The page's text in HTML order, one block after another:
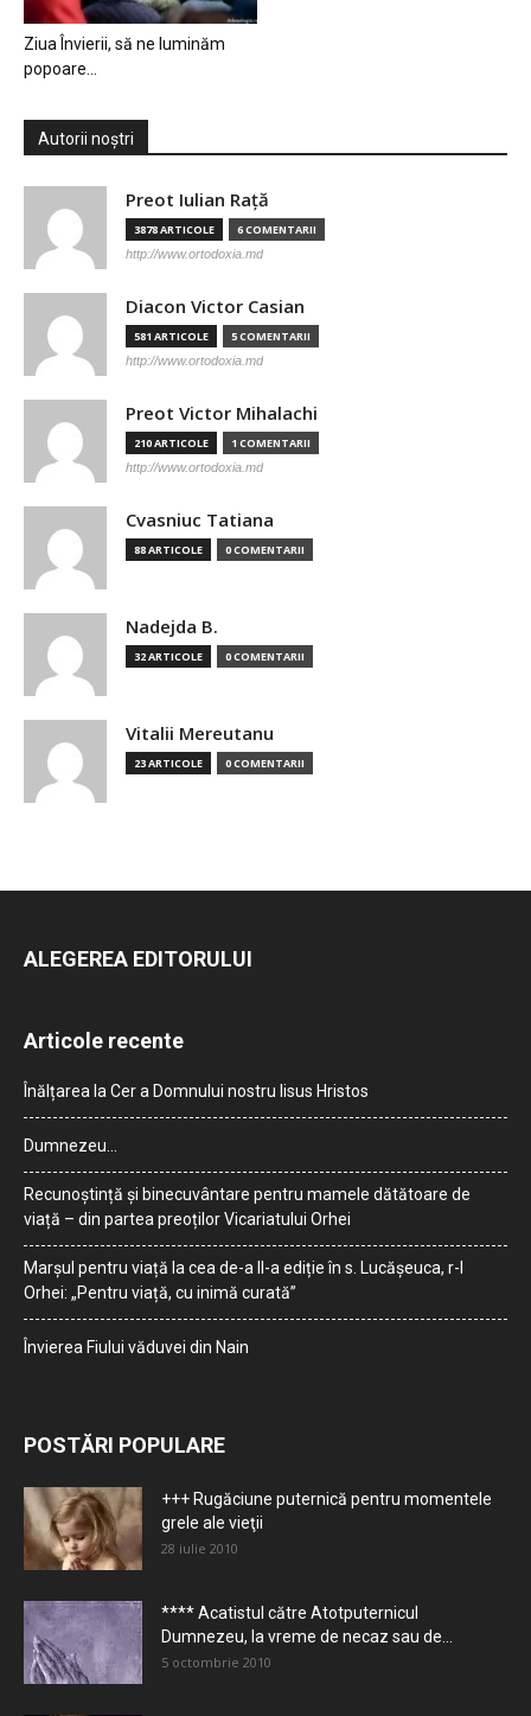
Ziua Învierii, să ne luminăm
popoare…
Autorii noștri
Preot Iulian Raţă
3878 ARTICOLE 6 COMENTARII
http://www.ortodoxia.md
Diacon Victor Casian
581 ARTICOLE 5 COMENTARII
http://www.ortodoxia.md
Preot Victor Mihalachi
210 ARTICOLE 1 COMENTARII
http://www.ortodoxia.md
Cvasniuc Tatiana
88 ARTICOLE 0 COMENTARII
Nadejda B.
32 ARTICOLE 0 COMENTARII
Vitalii Mereutanu
23 ARTICOLE 0 COMENTARII
ALEGEREA EDITORULUI
Articole recente
Înălțarea la Cer a Domnului nostru Iisus Hristos
Dumnezeu…
Recunoștință și binecuvântare pentru mamele dătătoare de
viață – din partea preoților Vicariatului Orhei
Marșul pentru viață la cea de-a II-a ediție în s. Lucășeuca, r-l
Orhei: „Pentru viață, cu inimă curată”
Învierea Fiului văduvei din Nain
POSTĂRI POPULARE
+++ Rugăciune puternică pentru momentele
grele ale vieţii
28 iulie 2010
**** Acatistul către Atotputernicul
Dumnezeu, la vreme de necaz sau de...
5 octombrie 2010